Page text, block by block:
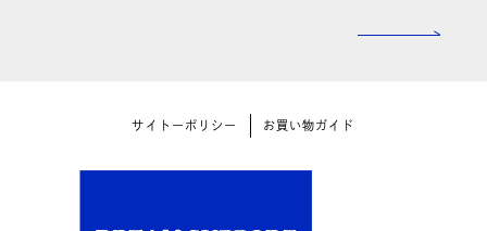
サイトーポリシー お買い物ガイド